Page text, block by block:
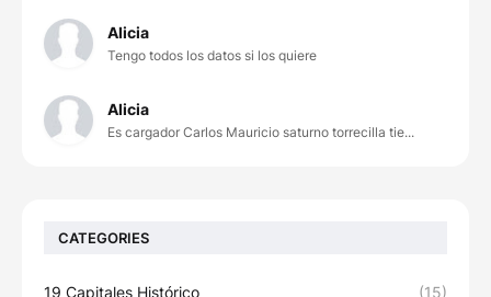
Alicia
Tengo todos los datos si los quiere
Alicia
Es cargador Carlos Mauricio saturno torrecilla tie...
CATEGORIES
19 Capitales Histórico (15)